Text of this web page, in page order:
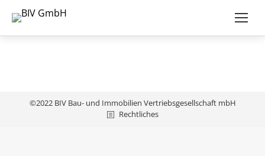
©2022 BIV Bau- und Immobilien Vertriebsgesellschaft mbH
Rechtliches